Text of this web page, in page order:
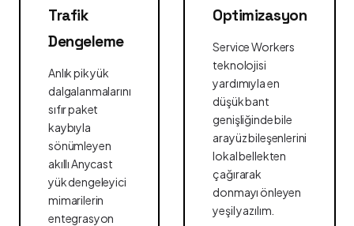
Trafik
Dengeleme
Anlık pik yük
dalgalanmalarını
sıfır paket
kaybıyla
sönümleyen
akıllı Anycast
yük dengeleyici
mimarilerin
entegrasyon
Optimizasyon
Service Workers
teknolojisi
yardımıyla en
düşük bant
genişliğinde bile
arayüz bileşenlerini
lokal bellekten
çağırarak
donmayı önleyen
yeşil yazılım.